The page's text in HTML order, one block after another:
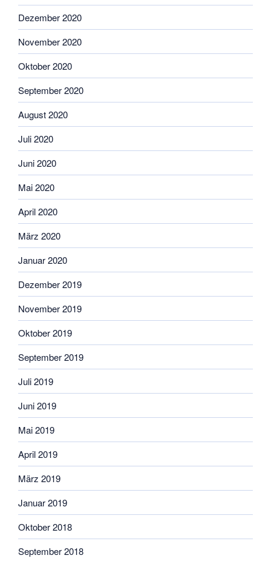
Dezember 2020
November 2020
Oktober 2020
September 2020
August 2020
Juli 2020
Juni 2020
Mai 2020
April 2020
März 2020
Januar 2020
Dezember 2019
November 2019
Oktober 2019
September 2019
Juli 2019
Juni 2019
Mai 2019
April 2019
März 2019
Januar 2019
Oktober 2018
September 2018